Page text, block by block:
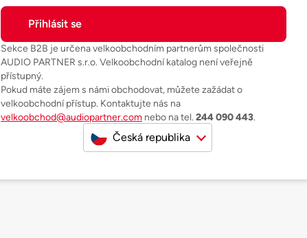
Sekce B2B je určena velkoobchodním partnerům společnosti
AUDIO PARTNER s.r.o. Velkoobchodní katalog není veřejně
přístupný.
Pokud máte zájem s námi obchodovat, můžete zažádat o
velkoobchodní přístup. Kontaktujte nás na
velkoobchod@audiopartner.com nebo na tel. 244 090 443.
Česká republika